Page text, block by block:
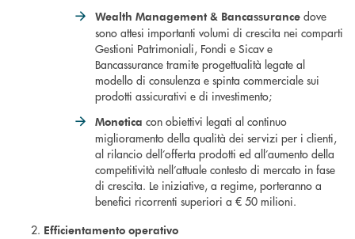
Wealth Management & Bancassurance dove
sono attesi importanti volumi di crescita nei comparti
Gestioni Patrimoniali, Fondi e Sicav e
Bancassurance tramite progettualità legate al
modello di consulenza e spinta commerciale sui
prodotti assicurativi e di investimento;
Monetica con obiettivi legati al continuo
miglioramento della qualità dei servizi per i clienti,
al rilancio dell’offerta prodotti ed all’aumento della
competitività nell’attuale contesto di mercato in fase
di crescita. Le iniziative, a regime, porteranno a
benefici ricorrenti superiori a € 50 milioni.
Efficientamento operativo